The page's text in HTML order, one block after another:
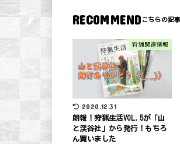
RECOMMEND
狩猟関連情報
2020.12.31
朗報！狩猟生活VOL.5が「山
と渓谷社」から発行！もちろ
ん買いました